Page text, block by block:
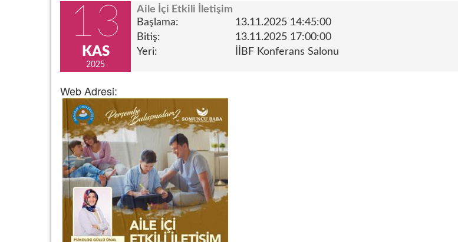
13
KAS
2025
Aile İçi Etkili İletişim
Başlama:
13.11.2025 14:45:00
Bitiş:
13.11.2025 17:00:00
Yeri:
İİBF Konferans Salonu
Web Adresi: